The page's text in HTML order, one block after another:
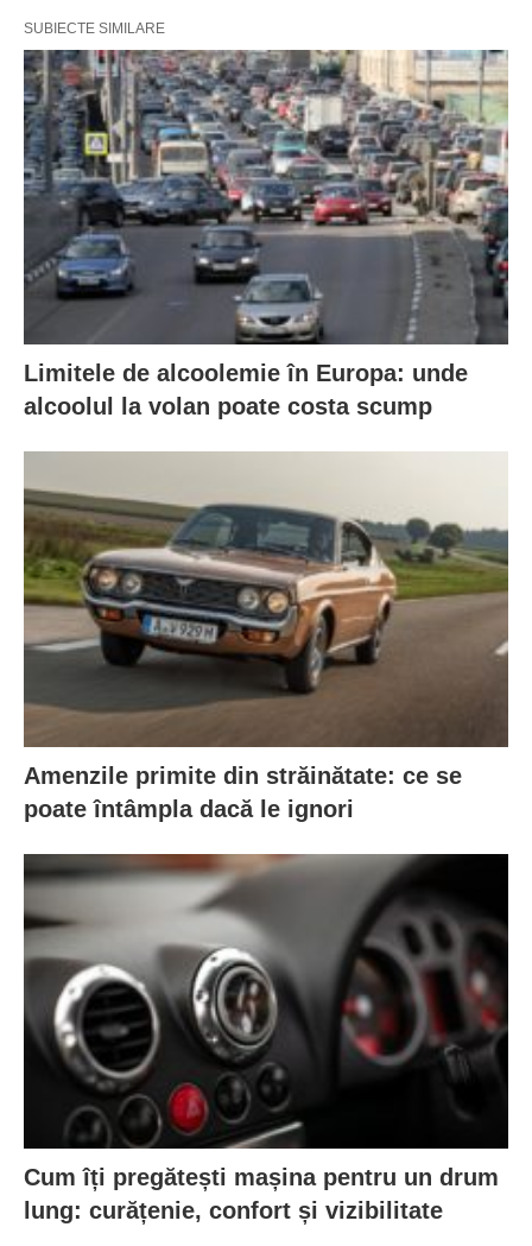
SUBIECTE SIMILARE
Limitele de alcoolemie în Europa: unde
alcoolul la volan poate costa scump
Amenzile primite din străinătate: ce se
poate întâmpla dacă le ignori
Cum îți pregătești mașina pentru un drum
lung: curățenie, confort și vizibilitate